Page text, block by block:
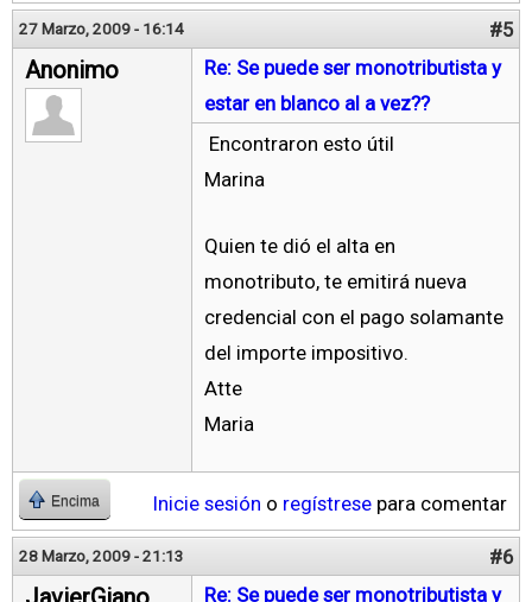
27 Marzo, 2009 - 16:14 #5
Anonimo
Re: Se puede ser monotributista y
estar en blanco al a vez??
Encontraron esto útil
Marina
Quien te dió el alta en
monotributo, te emitirá nueva
credencial con el pago solamante
del importe impositivo.
Atte
Maria
Encima Inicie sesión o regístrese para comentar
28 Marzo, 2009 - 21:13 #6
Re: Se puede ser monotributista y